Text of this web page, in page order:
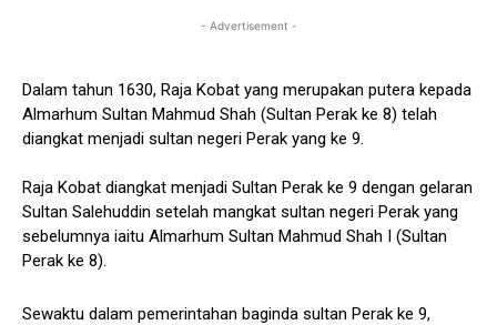
- Advertisement -
Dalam tahun 1630, Raja Kobat yang merupakan putera kepada
Almarhum Sultan Mahmud Shah (Sultan Perak ke 8) telah
diangkat menjadi sultan negeri Perak yang ke 9.
Raja Kobat diangkat menjadi Sultan Perak ke 9 dengan gelaran
Sultan Salehuddin setelah mangkat sultan negeri Perak yang
sebelumnya iaitu Almarhum Sultan Mahmud Shah I (Sultan
Perak ke 8).
Sewaktu dalam pemerintahan baginda sultan Perak ke 9,